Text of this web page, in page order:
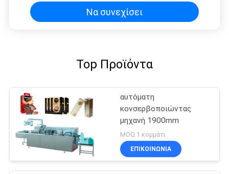
Να συνεχίσει
Top Προϊόντα
αυτόματη
κονσερβοποιώντας
μηχανή 1900mm
MOQ:1 κομμάτι
ΕΠΙΚΟΙΝΩΝΙΑ